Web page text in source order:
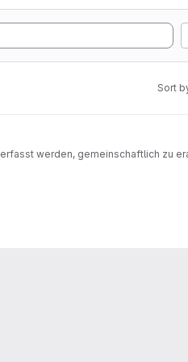
Sort
werden, gemeinschaftlich zu